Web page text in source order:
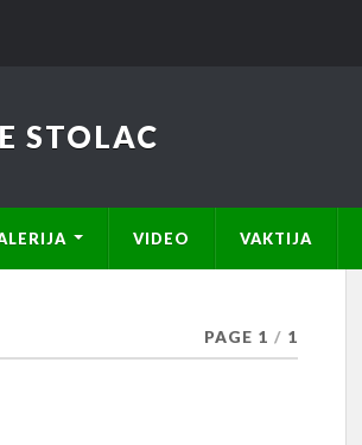
STOLAC
VIDEO VAKTIJA
PAGE 1 / 1